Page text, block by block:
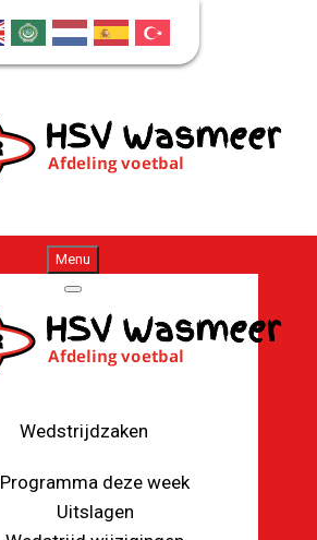
Menu
Wedstrijdzaken
Programma deze week
Uitslagen